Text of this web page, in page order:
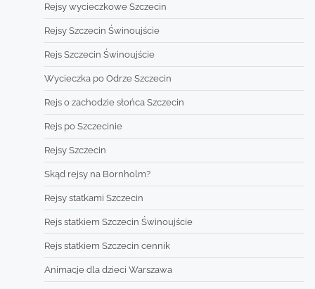
Rejsy wycieczkowe Szczecin
Rejsy Szczecin Świnoujście
Rejs Szczecin Świnoujście
Wycieczka po Odrze Szczecin
Rejs o zachodzie słońca Szczecin
Rejs po Szczecinie
Rejsy Szczecin
Skąd rejsy na Bornholm?
Rejsy statkami Szczecin
Rejs statkiem Szczecin Świnoujście
Rejs statkiem Szczecin cennik
Animacje dla dzieci Warszawa